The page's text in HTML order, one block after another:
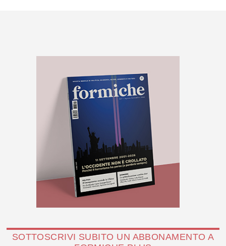
SOTTOSCRIVI SUBITO UN ABBONAMENTO A